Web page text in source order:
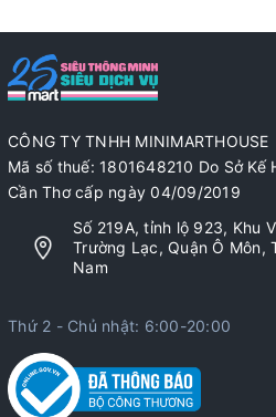
CÔNG TY TNHH MINIMARTHOUSE
Mã số thuế: 1801648210 Do Sở Kế
Cần Thơ cấp ngày 04/09/2019
Số 219A, tỉnh lộ 923, Khu
Trường Lạc, Quận Ô Môn,
Nam
Thứ 2 - Chủ nhật: 6:00-20:00